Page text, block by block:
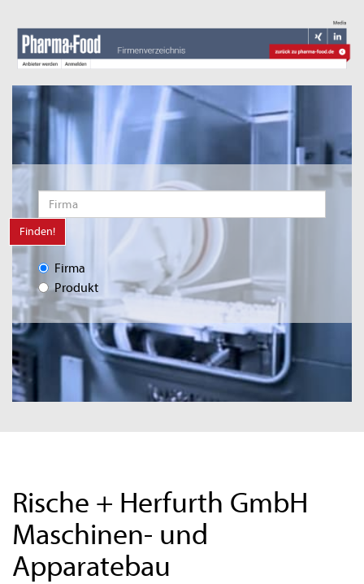
Finden!
Firma
Produkt
Rische + Herfurth GmbH
Maschinen- und
Apparatebau